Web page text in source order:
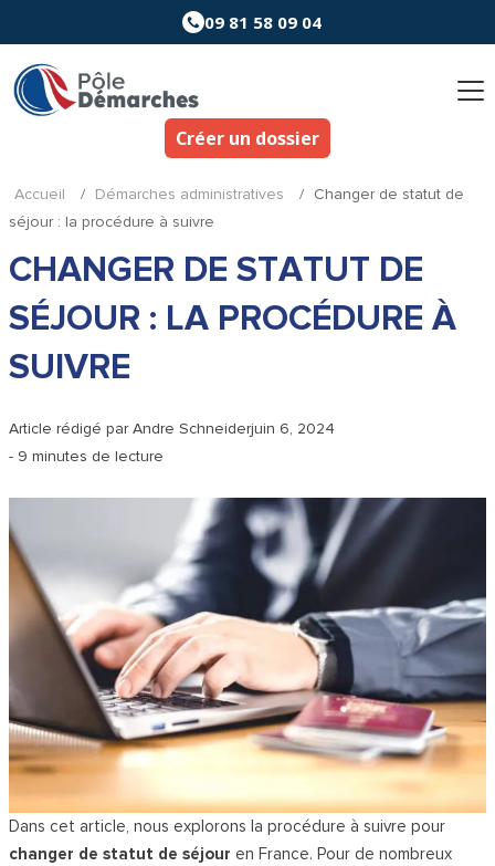
au
contenu
09 81 58 09 04
Créer un dossier
Accueil / Démarches administratives / Changer de statut de
séjour : la procédure à suivre
CHANGER DE STATUT DE
SÉJOUR : LA PROCÉDURE À
SUIVRE
Article rédigé parAndre Schneiderjuin 6, 2024
- 9 minutes de lecture
Dans cet article, nous explorons la procédure à suivre pour
changer de statut de séjour en France. Pour de nombreux